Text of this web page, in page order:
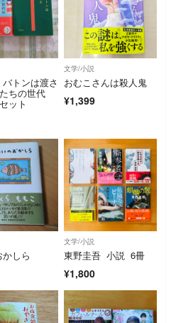
トンは渡さ
ちの世代
ット
文学/小説
おむこさんは殺人鬼
¥1,399
しら
文学/小説
東野圭吾 小説 6冊
¥1,800